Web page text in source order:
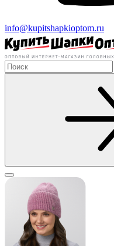
info@kupitshapkioptom.ru